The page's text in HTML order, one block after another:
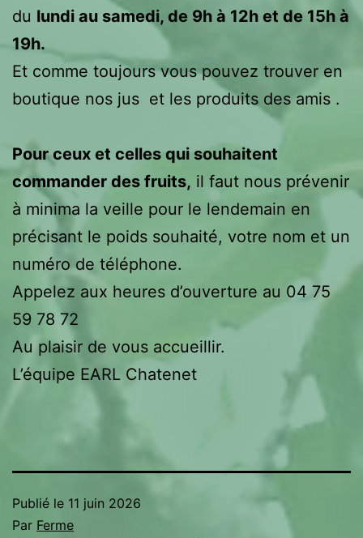
du lundi au samedi, de 9h à 12h et de 15h à
19h.
Et comme toujours vous pouvez trouver en
boutique nos jus et les produits des amis .
Pour ceux et celles qui souhaitent
commander des fruits, il faut nous prévenir
à minima la veille pour le lendemain en
précisant le poids souhaité, votre nom et un
numéro de téléphone.
Appelez aux heures d’ouverture au 04 75
59 78 72
Au plaisir de vous accueillir.
L’équipe EARL Chatenet
Publié le 11 juin 2026
Par Ferme